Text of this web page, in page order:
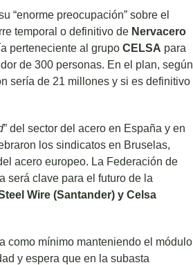
“enorme preocupación” sobre el
temporal o definitivo de Nervacero
perteneciente al grupo CELSA para
de 300 personas. En el plan, según
sería de 21 millones y si es definitivo
” del sector del acero en España y en
los sindicatos en Bruselas,
acero europeo. La Federación de
será clave para el futuro de la
Wire (Santander) y Celsa
como mínimo manteniendo el módulo
y espera que en la subasta